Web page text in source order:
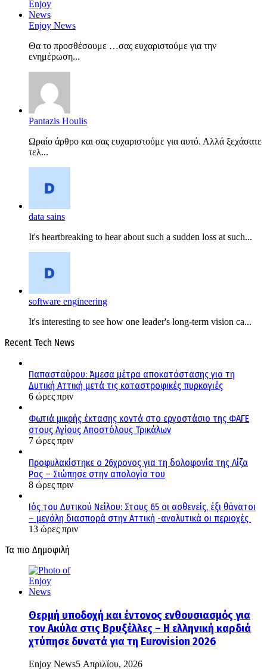
Enjoy News
Θα το προσθέσουμε …σας ευχαριστούμε για την
ενημέρωση...
Pantazis Houlis
Ωραίο άρθρο και σας ευχαριστούμε για αυτό. Αλλά ξεχάσατε
τελ...
data sains
It's heartbreaking to hear about such a sudden loss at such...
software engineering
It's interesting to see how one leader's long-term vision ca...
Recent Tech News
Παπασταύρου: Άμεσα μέτρα αποκατάστασης για τη
Δυτική Αττική μετά τις καταστροφικές πυρκαγιές
6 ώρες πριν
Φωτιά μικρής έκτασης κοντά στο εργοστάσιο της ΦΑΓΕ
στους Αγίους Αποστόλους Τρικάλων
7 ώρες πριν
Προφυλακίστηκε ο 26χρονος για τη δολοφονία της Λίζα
Ρος – Σιώπησε στην απολογία του
8 ώρες πριν
Ιός του Δυτικού Νείλου: Στους 65 οι ασθενείς, έξι θάνατοι
– μεγάλη διασπορά στην Αττική -αναλυτικά οι περιοχές
13 ώρες πριν
Τα πιο Δημοφιλή
Θερμή υποδοχή και έντονος ενθουσιασμός για
τον Ακύλα στις Βρυξέλλες – Η ελληνική καρδιά
χτύπησε δυνατά για τη Eurovision 2026
Enjoy News5 Απριλίου, 2026